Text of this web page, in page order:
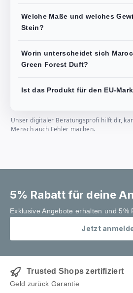
Welche Maße und welches
Stein?
Worin unterscheidet sich
Green Forest Duft?
Ist das Produkt für den EU-
Unser digitaler Beratungsprofi hilft dir,
Mensch auch Fehler machen.
5% Rabatt für deine
Exklusive Angebote erhalten und 5%
Jetzt
Trusted Shops zertifiziert
Geld zurück Garantie